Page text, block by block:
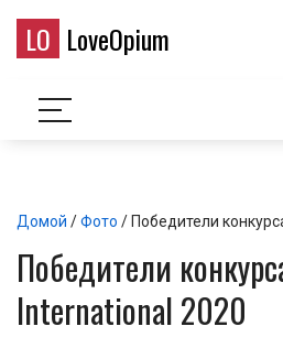
LO LoveOpium
Домой /Фото / Победители
Победители
International 2020